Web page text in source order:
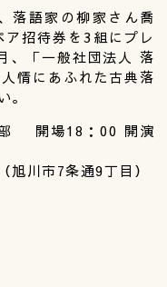
落語家の柳家さん喬
ア招待券を3組にプレ
、「一般社団法人 落
情にあふれた古典落
部 開場18：00 開演
旭川市7条通9丁目）